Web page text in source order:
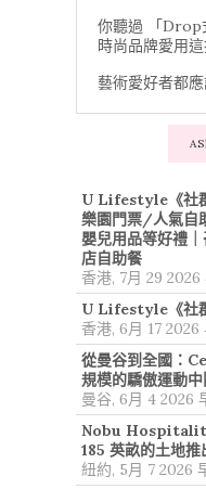
你聽過 「Drop
時尚品牌愛用
藝術愛好者都
U Lifestyle《社
樂園門票/人氣
嬰兒用品等好禮
店自助餐
香港, 7月 29
U Lifestyle《社
香港, 6月 17 2026
從曼谷到全國：
規模的驕傲運動
曼谷, 6月 4 2026
Nobu
185 英畝的土地
紐約, 5月 7 2026